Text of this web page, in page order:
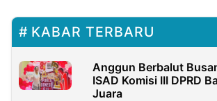
KABAR TERBARU
Anggun Berbalut
ISAD Komisi III DPRD
Juara